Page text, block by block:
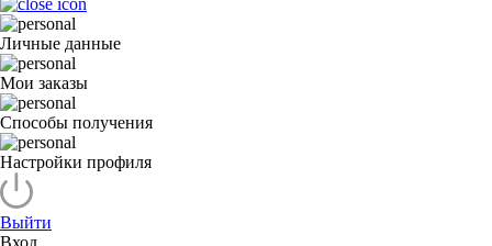
Личные данные
Мои заказы
Способы получения
Настройки профиля
Выйти
Вход